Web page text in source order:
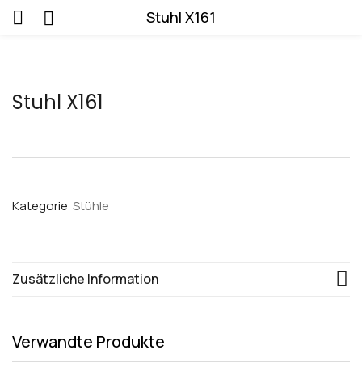
Stuhl X161
Stuhl X161
Kategorie Stühle
Zusätzliche Information
Verwandte Produkte